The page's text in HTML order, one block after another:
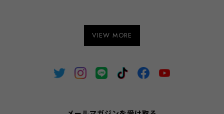
ーティ パーティー 通勤 オ
フィス レディース 20代 30
VIEW MORE